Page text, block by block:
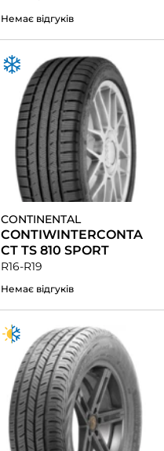
Немає відгуків
CONTINENTAL
CONTIWINTERCONTA
CT TS 810 SPORT
R16-R19
Немає відгуків